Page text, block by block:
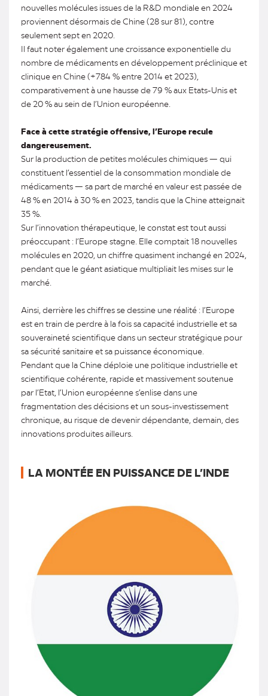
nouvelles molécules issues de la R&D mondiale en 2024
proviennent désormais de Chine (28 sur 81), contre
seulement sept en 2020.
Il faut noter également une croissance exponentielle du
nombre de médicaments en développement préclinique et
clinique en Chine (+784 % entre 2014 et 2023),
comparativement à une hausse de 79 % aux Etats-Unis et
de 20 % au sein de l’Union européenne.
Face à cette stratégie offensive, l’Europe recule
dangereusement.
Sur la production de petites molécules chimiques — qui
constituent l’essentiel de la consommation mondiale de
médicaments — sa part de marché en valeur est passée de
48 % en 2014 à 30 % en 2023, tandis que la Chine atteignait
35 %.
Sur l’innovation thérapeutique, le constat est tout aussi
préoccupant : l’Europe stagne. Elle comptait 18 nouvelles
molécules en 2020, un chiffre quasiment inchangé en 2024,
pendant que le géant asiatique multipliait les mises sur le
marché.
Ainsi, derrière les chiffres se dessine une réalité : l’Europe
est en train de perdre à la fois sa capacité industrielle et sa
souveraineté scientifique dans un secteur stratégique pour
sa sécurité sanitaire et sa puissance économique.
Pendant que la Chine déploie une politique industrielle et
scientifique cohérente, rapide et massivement soutenue
par l’Etat, l’Union européenne s’enlise dans une
fragmentation des décisions et un sous-investissement
chronique, au risque de devenir dépendante, demain, des
innovations produites ailleurs.
LA MONTÉE EN PUISSANCE DE L’INDE